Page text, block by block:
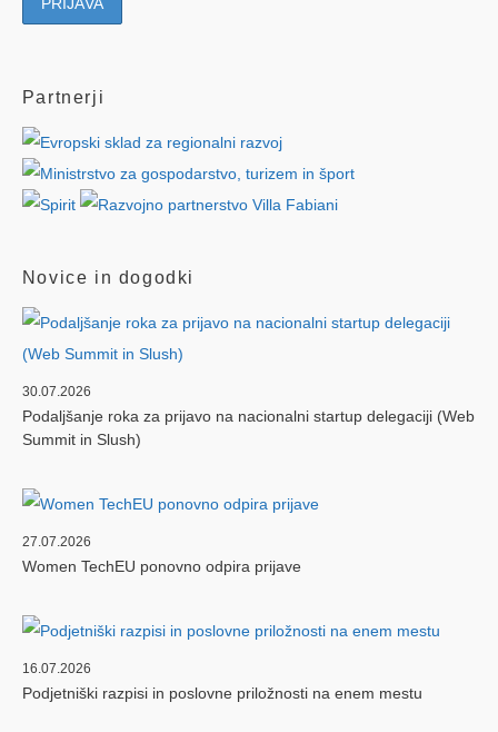
Partnerji
Novice in dogodki
30.07.2026
Podaljšanje roka za prijavo na nacionalni startup delegaciji (Web
Summit in Slush)
27.07.2026
Women TechEU ponovno odpira prijave
16.07.2026
Podjetniški razpisi in poslovne priložnosti na enem mestu